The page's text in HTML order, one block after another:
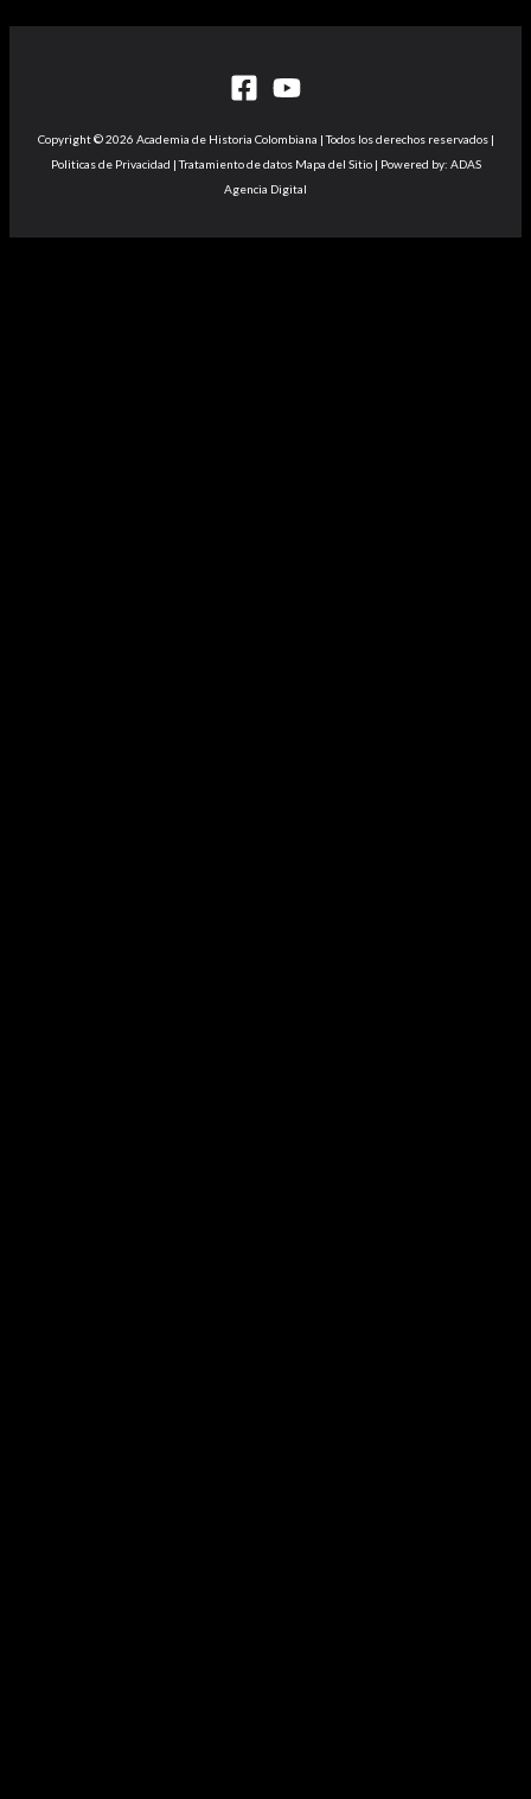
Copyright © 2026 Academia de Historia Colombiana | Todos los derechos reservados |
Politicas de Privacidad | Tratamiento de datos Mapa del Sitio | Powered by: ADAS
Agencia Digital